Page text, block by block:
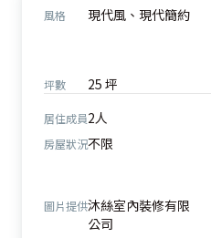
風格 現代風、現代簡約
坪數 25 坪
居住成員2人
房屋狀況不限
圖片提供沐絲室內裝修有限
公司